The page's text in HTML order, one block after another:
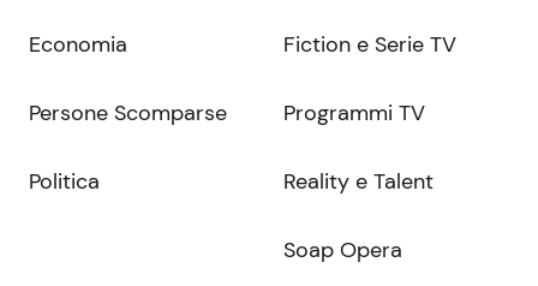
Economia
Persone Scomparse
Politica
Fiction e Serie TV
Programmi TV
Reality e Talent
Soap Opera